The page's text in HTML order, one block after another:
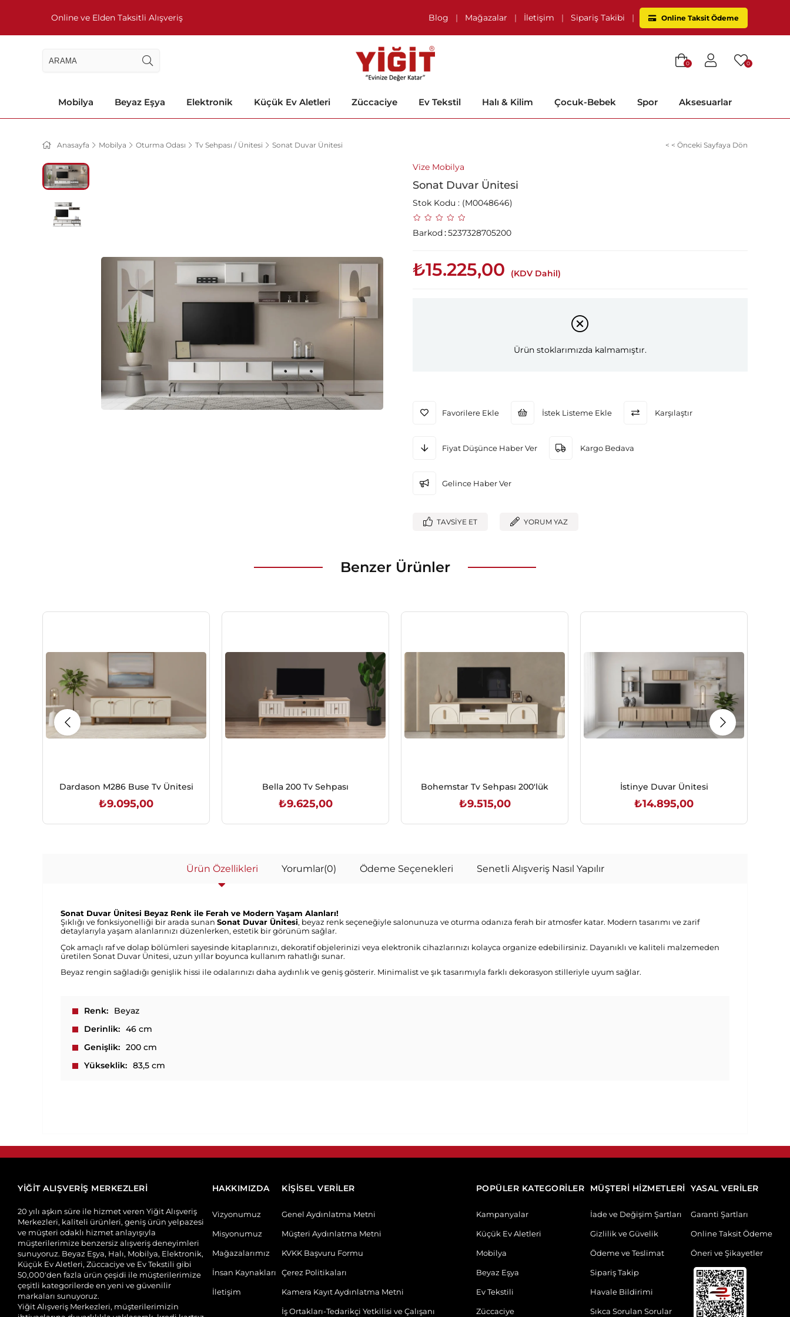
Online ve Elden Taksitli Alışveriş Blog | Mağazalar | İletişim | Sipariş Takibi | Online Taksit Ödeme
0
0
Mobilya Beyaz Eşya Elektronik Küçük Ev Aletleri Züccaciye Ev Tekstil Halı & Kilim Çocuk-Bebek Spor Aksesuarlar
Anasayfa Mobilya Oturma Odası Tv Sehpası / Ünitesi Sonat Duvar Ünitesi < < Önceki Sayfaya Dön
Vize Mobilya
Sonat Duvar Ünitesi
Stok Kodu (M0048646)
Barkod:5237328705200
₺15.225,00 (KDV Dahil)
Ürün stoklarımızda kalmamıştır.
Favorilere Ekle İstek Listeme Ekle Karşılaştır
Fiyat Düşünce Haber Ver Kargo Bedava
Gelince Haber Ver
TAVSIYE ET YORUM YAZ
Benzer Ürünler
Dardason M286 Buse Tv Ünitesi
₺9.095,00
Bella 200 Tv Sehpası
₺9.625,00
Bohemstar Tv Sehpası 200'lük
₺9.515,00
İstinye Duvar Ünitesi
₺14.895,00
Ürün Özellikleri Yorumlar(0) Ödeme Seçenekleri Senetli Alışveriş Nasıl Yapılır
Sonat Duvar Ünitesi Beyaz Renk ile Ferah ve Modern Yaşam Alanları!
Şıklığı ve fonksiyonelliği bir arada sunan Sonat Duvar Ünitesi, beyaz renk seçeneğiyle salonunuza ve oturma odanıza ferah bir atmosfer katar. Modern tasarımı ve zarif
detaylarıyla yaşam alanlarınızı düzenlerken, estetik bir görünüm sağlar.
Çok amaçlı raf ve dolap bölümleri sayesinde kitaplarınızı, dekoratif objelerinizi veya elektronik cihazlarınızı kolayca organize edebilirsiniz. Dayanıklı ve kaliteli malzemeden
üretilen Sonat Duvar Ünitesi, uzun yıllar boyunca kullanım rahatlığı sunar.
Beyaz rengin sağladığı genişlik hissi ile odalarınızı daha aydınlık ve geniş gösterir. Minimalist ve şık tasarımıyla farklı dekorasyon stilleriyle uyum sağlar.
Renk
Beyaz
Derinlik
46 cm
Genişlik
200 cm
Yükseklik
83,5 cm
YİĞİT ALIŞVERİŞ MERKEZLERİ
20 yılı aşkın süre ile hizmet veren Yiğit Alışveriş
Merkezleri, kaliteli ürünleri, geniş ürün yelpazesi
ve müşteri odaklı hizmet anlayışıyla
müşterilerimize benzersiz alışveriş deneyimleri
sunuyoruz. Beyaz Eşya, Halı, Mobilya, Elektronik,
Küçük Ev Aletleri, Züccaciye ve Ev Tekstili gibi
50,000'den fazla ürün çeşidi ile müşterilerimize
çeşitli kategorilerde en yeni ve güvenilir
markaları sunuyoruz.
Yiğit Alışveriş Merkezleri, müşterilerimizin
HAKKIMIZDA
Vizyonumuz
Misyonumuz
Mağazalarımız
İnsan Kaynakları
İletişim
KİŞİSEL VERİLER
Genel Aydınlatma Metni
Müşteri Aydınlatma Metni
KVKK Başvuru Formu
Çerez Politikaları
Kamera Kayıt Aydınlatma Metni
İş Ortakları-Tedarikçi Yetkilisi ve Çalışanı
POPÜLER KATEGORİLER
Kampanyalar
Küçük Ev Aletleri
Mobilya
Beyaz Eşya
Ev Tekstili
Züccaciye
MÜŞTERİ HİZMETLERİ
İade ve Değişim Şartları
Gizlilik ve Güvelik
Ödeme ve Teslimat
Sipariş Takip
Havale Bildirimi
Sıkca Sorulan Sorular
YASAL VERİLER
Garanti Şartları
Online Taksit Ödeme
Öneri ve Şikayetler